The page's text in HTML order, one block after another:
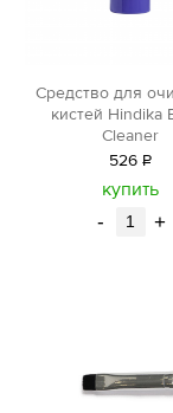
Средство для
кистей Hindika
Cleaner
526 Р
уб.
купить
- +